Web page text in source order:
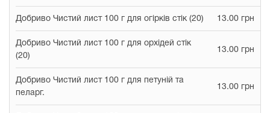
Добриво Чистий лист 100 г для огірків стік (20) 13.00 грн
Добриво Чистий лист 100 г для орхідей стік
(20)
13.00 грн
Добриво Чистий лист 100 г для петуній та
пеларг.
13.00 грн